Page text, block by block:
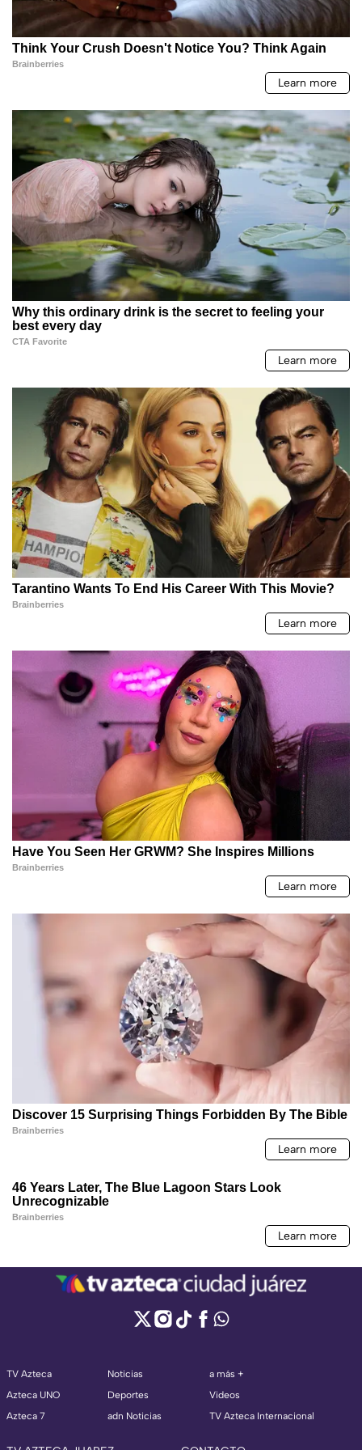
TV Azteca
Azteca UNO
Azteca 7
Noticias
Deportes
adn Noticias
a más +
Videos
TV Azteca Internacional